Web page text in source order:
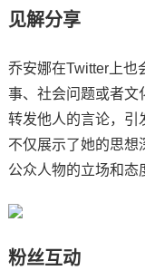
见解分享
乔安娜在Twitter上也
事、社会问题或者文
转发他人的言论，引
不仅展示了她的思想
公众人物的立场和态
粉丝互动